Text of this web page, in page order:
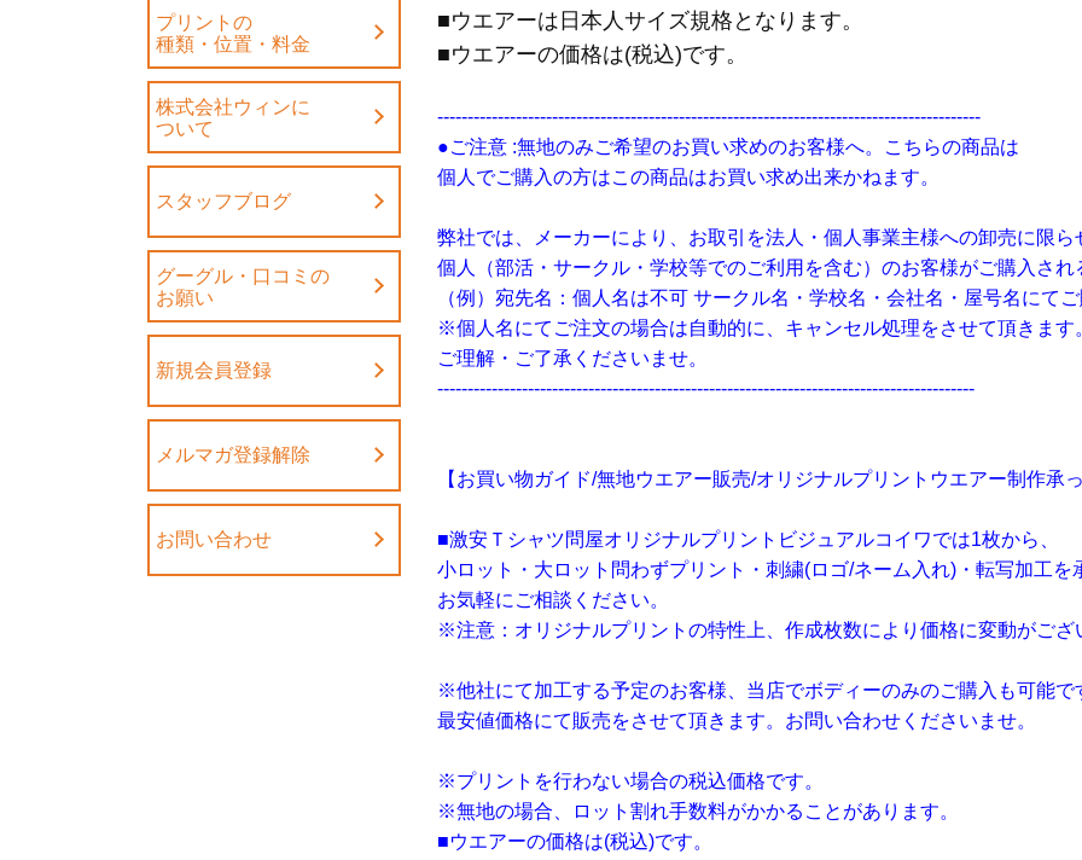
プリントの
種類・位置・料金
株式会社ウィンに
ついて
スタッフブログ
グーグル・口コミの
お願い
新規会員登録
メルマガ登録解除
お問い合わせ
■ウエアーは日本人サイズ規格となります。
■ウエアーの価格は(税込)です。
------------------------------------------------------------------------------------------
●ご注意 :無地のみご希望のお買い求めのお客様へ。こちらの商品は
個人でご購入の方はこの商品はお買い求め出来かねます。
弊社では、メーカーにより、お取引を法人・個人事業主様への卸売に限ら
個人（部活・サークル・学校等でのご利用を含む）のお客様がご購入され
（例）宛先名：個人名は不可 サークル名・学校名・会社名・屋号名にて
※個人名にてご注文の場合は自動的に、キャンセル処理をさせて頂きます
ご理解・ご了承くださいませ。
-----------------------------------------------------------------------------------------
【お買い物ガイド/無地ウエアー販売/オリジナルプリントウエアー制作承
■激安Ｔシャツ問屋オリジナルプリントビジュアルコイワでは1枚から、
小ロット・大ロット問わずプリント・刺繍(ロゴ/ネーム入れ)・転写加工を
お気軽にご相談ください。
※注意：オリジナルプリントの特性上、作成枚数により価格に変動がござ
※他社にて加工する予定のお客様、当店でボディーのみのご購入も可能で
最安値価格にて販売をさせて頂きます。お問い合わせくださいませ。
※プリントを行わない場合の税込価格です。
※無地の場合、ロット割れ手数料がかかることがあります。
■ウエアーの価格は(税込)です。